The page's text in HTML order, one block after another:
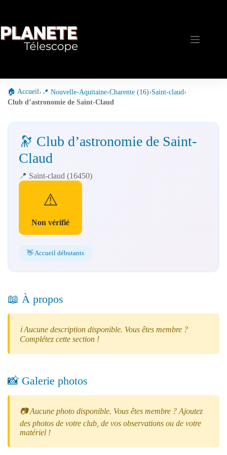
🏠 Accueil› 📍 Nouvelle-Aquitaine›Charente (16)›Saint-claud›
Club d’astronomie de Saint-Claud
🔭 Club d’astronomie de Saint-
Claud
📍 Saint-claud (16450)
⚠️
Non vérifié
👋 Accueil débutants
📖 À propos
ℹ️ Aucune description disponible. Vous êtes membre ?
Complétez cette section !
📸 Galerie photos
📷 Aucune photo disponible. Vous êtes membre ? Ajoutez
des photos de votre club, de vos observations ou de votre
matériel !